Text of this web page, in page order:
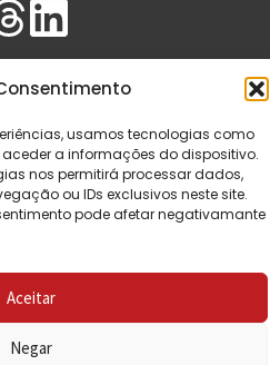
usamos tecnologias como
a informações do dispositivo.
nos permitirá processar dados,
ou IDs exclusivos neste site.
pode afetar negativamante
Aceitar
Negar
de Emergência. Todos os